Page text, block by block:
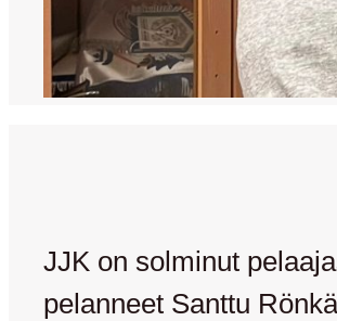
JJK on solminut
pelanneet Santtu